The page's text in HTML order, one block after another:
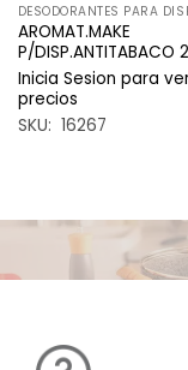
DESODORANTES PARA
AROMAT.MAKE
P/DISP.ANTITABACO
Inicia Sesion para
precios
SKU: 16267